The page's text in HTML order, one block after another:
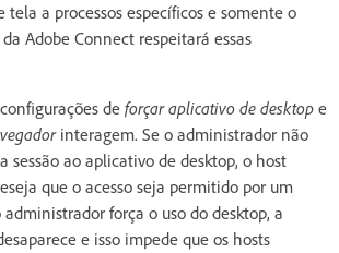
a processos específicos e somente o
Adobe Connect respeitará essas
de forçar aplicativo de desktop e
interagem. Se o administrador não
sessão ao aplicativo de desktop, o host
que o acesso seja permitido por um
força o uso do desktop, a
e isso impede que os hosts